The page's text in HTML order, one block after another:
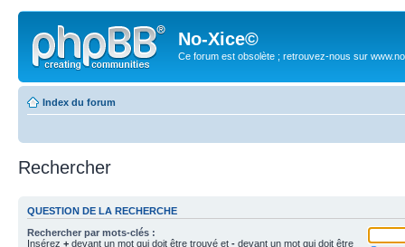
No-Xice©
Ce forum est obsolète ; retrouvez-nous sur
Index du forum
Rechercher
QUESTION DE LA RECHERCHE
Rechercher par mots-clés :
Insérez + devant un mot qui doit être trouvé et - devant un mot qui doit être